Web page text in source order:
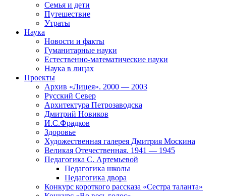
Семья и дети
Путешествие
Утраты
Наука
Новости и факты
Гуманитарные науки
Естественно-математические науки
Наука в лицах
Проекты
Архив «Лицея». 2000 — 2003
Русский Север
Архитектура Петрозаводска
Дмитрий Новиков
И.С.Фрадков
Здоровье
Художественная галерея Дмитрия Москина
Великая Отечественная. 1941 — 1945
Педагогика С. Артемьевой
Педагогика школы
Педагогика двора
Конкурс короткого рассказа «Сестра таланта»